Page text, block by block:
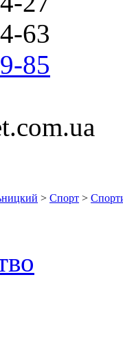
63
85
> Спорт >